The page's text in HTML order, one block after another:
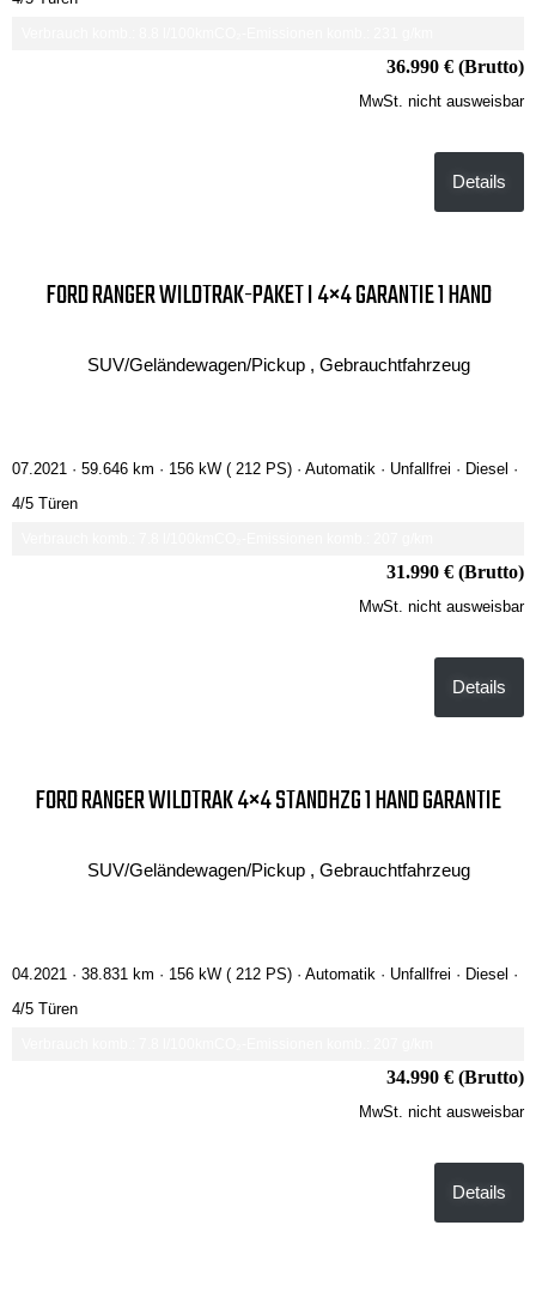
36.990 € (Brutto)
MwSt. nicht ausweisbar
Details
FORD RANGER WILDTRAK-PAKET I 4×4 GARANTIE 1 HAND
SUV/Geländewagen/Pickup , Gebrauchtfahrzeug
07.2021 · 59.646 km · 156 kW ( 212 PS) · Automatik · Unfallfrei · Diesel ·
4/5 Türen
31.990 € (Brutto)
MwSt. nicht ausweisbar
Details
FORD RANGER WILDTRAK 4×4 STANDHZG 1 HAND GARANTIE
SUV/Geländewagen/Pickup , Gebrauchtfahrzeug
04.2021 · 38.831 km · 156 kW ( 212 PS) · Automatik · Unfallfrei · Diesel ·
4/5 Türen
34.990 € (Brutto)
MwSt. nicht ausweisbar
Details